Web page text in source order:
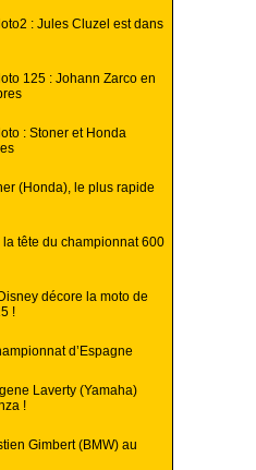
: Jules Cluzel est dans
125 : Johann Zarco en
: Stoner et Honda
(Honda), le plus rapide
tête du championnat 600
décore la moto de
!
d’Espagne
Laverty (Yamaha)
!
Gimbert (BMW) au